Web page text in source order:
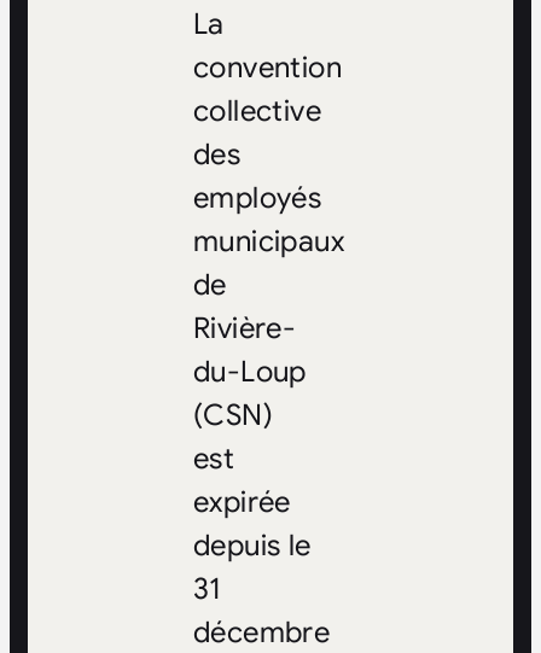
La
convention
collective
des
employés
municipaux
de
Rivière-
du-Loup
(CSN)
est
expirée
depuis le
31
décembre